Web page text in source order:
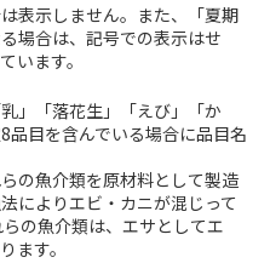
表示しません。また、「夏期
場合は、記号での表示はせ
います。
」「落花生」「えび」「か
品目を含んでいる場合に品目名
の魚介類を原材料として製造
によりエビ・カニが混じって
の魚介類は、エサとしてエ
ます。